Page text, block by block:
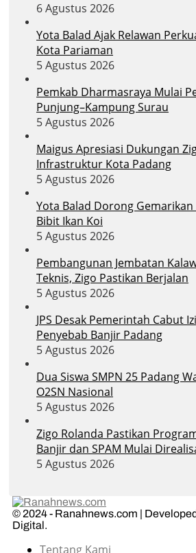
6 Agustus 2026
Yota Balad Ajak Relawan
Kota Pariaman
5 Agustus 2026
Pemkab Dharmasraya Mulai
Punjung–Kampung Surau
5 Agustus 2026
Maigus Apresiasi Dukungan
Infrastruktur Kota Padang
5 Agustus 2026
Yota Balad Dorong
Bibit Ikan Koi
5 Agustus 2026
Pembangunan Jembatan
Teknis, Zigo Pastikan Berjalan
5 Agustus 2026
JPS Desak Pemerintah Cabut
Penyebab Banjir Padang
5 Agustus 2026
Dua Siswa SMPN 25 Padang
O2SN Nasional
5 Agustus 2026
Zigo Rolanda Pastikan
Banjir dan SPAM Mulai
5 Agustus 2026
© 2024 - Ranahnews.com |
Digital.
Tentang Kami